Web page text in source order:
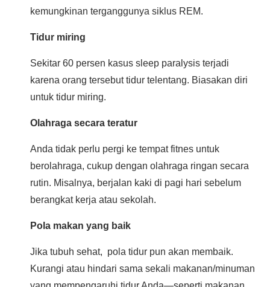
kemungkinan terganggunya siklus REM.
Tidur miring
Sekitar 60 persen kasus sleep paralysis terjadi
karena orang tersebut tidur telentang. Biasakan diri
untuk tidur miring.
Olahraga secara teratur
Anda tidak perlu pergi ke tempat fitnes untuk
berolahraga, cukup dengan olahraga ringan secara
rutin. Misalnya, berjalan kaki di pagi hari sebelum
berangkat kerja atau sekolah.
Pola makan yang baik
Jika tubuh sehat, pola tidur pun akan membaik.
Kurangi atau hindari sama sekali makanan/minuman